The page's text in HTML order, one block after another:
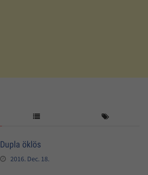
Dupla öklös
2016. Dec. 18.